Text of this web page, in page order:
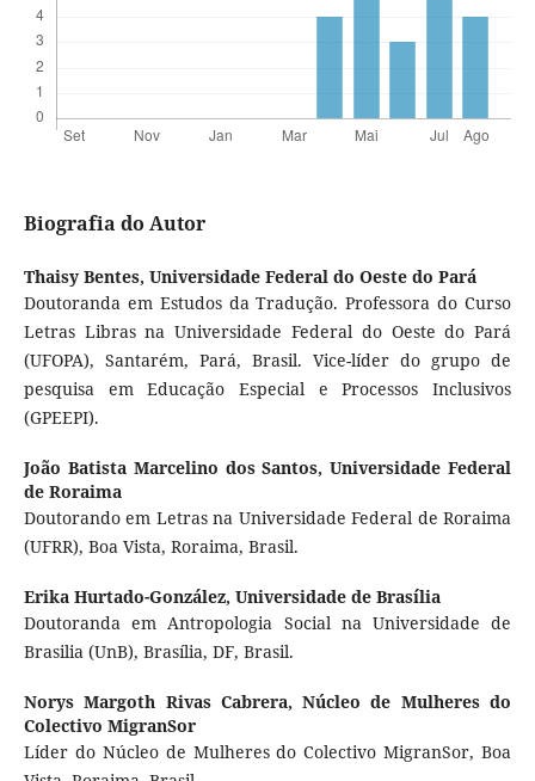
Biografia do Autor
Thaisy Bentes, Universidade Federal do Oeste do Pará
Doutoranda em Estudos da Tradução. Professora do Curso
Letras Libras na Universidade Federal do Oeste do Pará
(UFOPA), Santarém, Pará, Brasil. Vice-líder do grupo de
pesquisa em Educação Especial e Processos Inclusivos
(GPEEPI).
João Batista Marcelino dos Santos,Universidade Federal
de Roraima
Doutorando em Letras na Universidade Federal de Roraima
(UFRR), Boa Vista, Roraima, Brasil.
Erika Hurtado-González, Universidade de Brasília
Doutoranda em Antropologia Social na Universidade de
Brasilia (UnB), Brasília, DF, Brasil.
Norys Margoth Rivas Cabrera,Núcleo de Mulheres do
Colectivo MigranSor
Líder do Núcleo de Mulheres do Colectivo MigranSor, Boa